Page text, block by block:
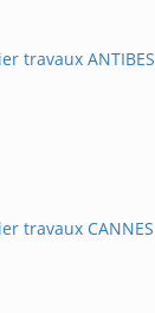
travaux ANTIBES
travaux CANNES